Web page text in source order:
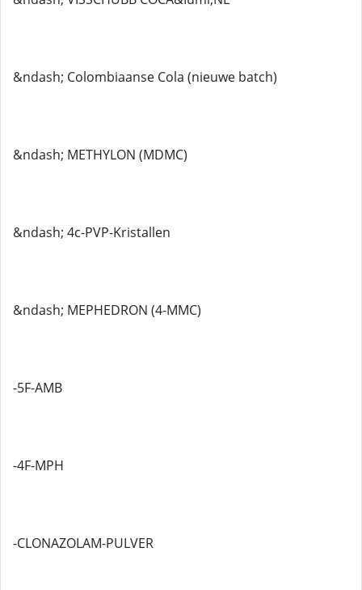
&ndash; Colombiaanse Cola (nieuwe batch)
&ndash; METHYLON (MDMC)
&ndash; 4c-PVP-Kristallen
&ndash; MEPHEDRON (4-MMC)
-5F-AMB
-4F-MPH
-CLONAZOLAM-PULVER